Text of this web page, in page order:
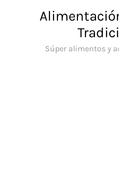
Súper alimentos y